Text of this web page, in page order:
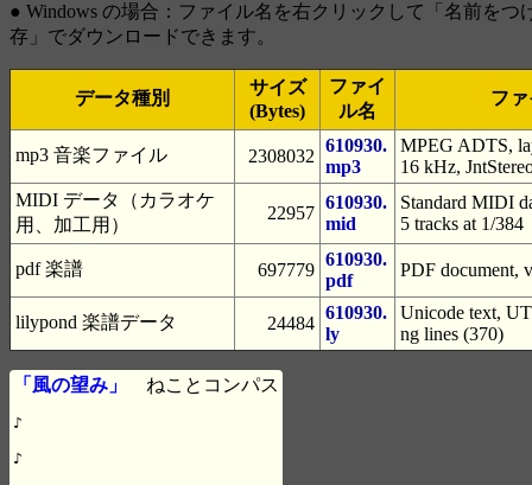
● Windows の場合：ファイル名を右クリックして「名前をつ
存」でダウンロードできます。
データ種別
サイズ
(Bytes)
ファイ
ル名
フ
mp3 音楽ファイル 2308032
610930.
mp3
MPEG ADTS,
16 kHz,
MIDI データ（カラオケ
用、加工用）
22957
610930.
mid
Standard MIDI
5 tracks at 1/384
pdf 楽譜 697779
610930.
pdf
PDF document,
lilypond 楽譜データ 24484
610930.
ly
Unicode text,
ng lines (370)
「風の望み」 ねことコンパス
♪
♪